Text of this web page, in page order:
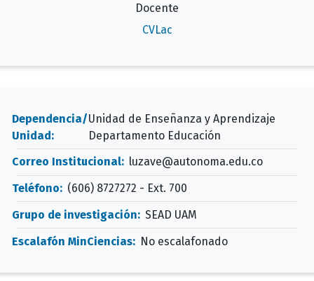
Docente
CVLac
Dependencia/
Unidad:
Unidad de Enseñanza y Aprendizaje
Departamento Educación
Correo Institucional: luzave@autonoma.edu.co
Teléfono: (606) 8727272 - Ext. 700
Grupo de investigación: SEAD UAM
Escalafón MinCiencias: No escalafonado